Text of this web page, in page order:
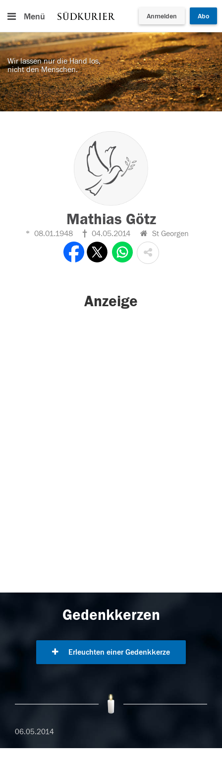
Menü Anmelden Abo
Wir lassen nur die Hand los,
nicht den Menschen.
Mathias Götz
08.01.1948 04.05.2014 St Georgen
Anzeige
Gedenkkerzen
Erleuchten einer Gedenkkerze
06.05.2014